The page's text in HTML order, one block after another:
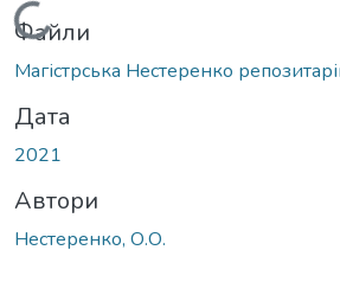
Вантажиться...
Файли
Магістрська Нестеренко
Дата
2021
Автори
Нестеренко, О.О.